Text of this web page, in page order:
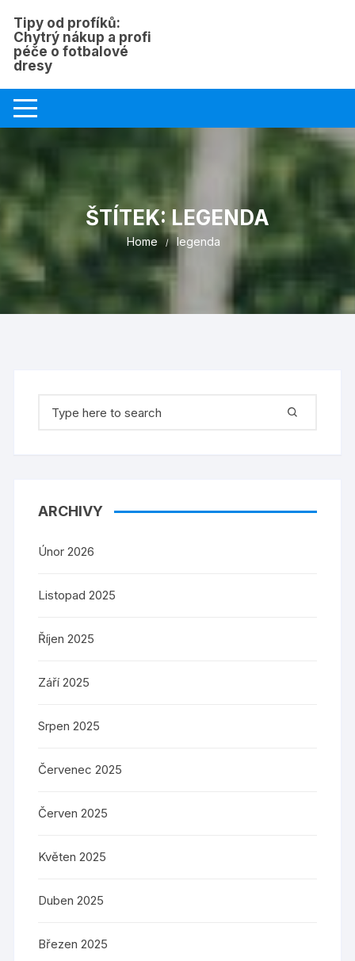
content
Tipy od profíků:
Chytrý nákup a profi
péče o fotbalové
dresy
ŠTÍTEK:LEGENDA
Home legenda
for:
ARCHIVY
Únor 2026
Listopad 2025
Říjen 2025
Září 2025
Srpen 2025
Červenec 2025
Červen 2025
Květen 2025
Duben 2025
Březen 2025